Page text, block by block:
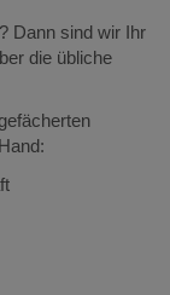
Dann sind wir Ihr
die übliche